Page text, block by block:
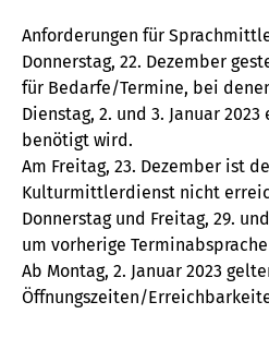
Anforderungen für
Donnerstag, 22. Dezember
für Bedarfe/Termine, bei
Dienstag, 2. und 3. Januar
benötigt wird.
Am Freitag, 23. Dezember ist
Kulturmittlerdienst nicht
Donnerstag und Freitag, 29.
um vorherige
Ab Montag, 2. Januar 2023
Öffnungszeiten/